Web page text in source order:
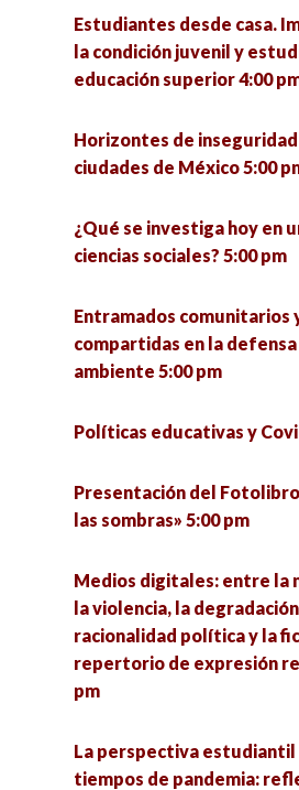
articuladores de la ciudad 5:30
Pymes innovadoras y su
La otra economía. Resultados
estado de Jalisco y México
Estudiantes desde casa.
la condición juvenil y
educación superior 4:00
Horizontes de
ciudades de México 5:00
¿Qué se investiga hoy en
ciencias sociales? 5:00 pm
Entramados comunitarios
compartidas en la
ambiente 5:00 pm
Políticas educativas y
Presentación del
las sombras» 5:00 pm
Medios digitales: entre la
la violencia, la
racionalidad política y la
repertorio de expresión
pm
La perspectiva
tiempos de pandemia: